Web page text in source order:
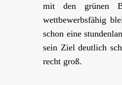
mit den grünen
wettbewerbsfähig
schon eine
sein Ziel deutlich
recht groß.